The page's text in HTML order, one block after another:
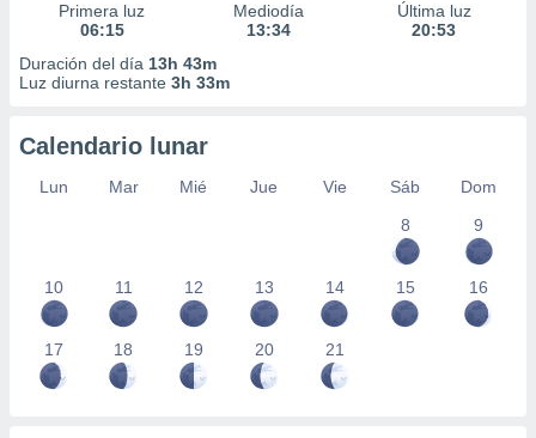
Primera luz
06:15
Mediodía
13:34
Última luz
20:53
Duración del día 13h 43m
Luz diurna restante 3h 33m
Calendario lunar
Lun Mar Mié Jue Vie Sáb
Dom
8
9
10 11 12 13 14 15 16
17 18 19 20 21